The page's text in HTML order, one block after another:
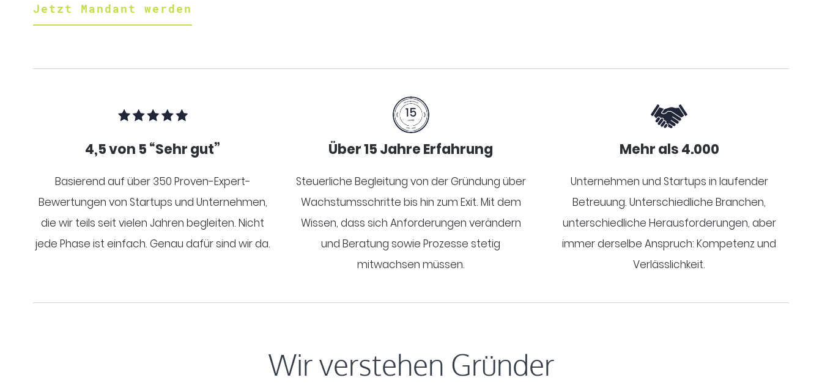
Jetzt Mandant werden
4,5 von 5 “Sehr gut”
Basierend auf über 350 Proven-Expert-
Bewertungen von Startups und Unternehmen,
die wir teils seit vielen Jahren begleiten. Nicht
jede Phase ist einfach. Genau dafür sind wir da.
Über 15 Jahre Erfahrung
Steuerliche Begleitung von der Gründung über
Wachstumsschritte bis hin zum Exit. Mit dem
Wissen, dass sich Anforderungen verändern
und Beratung sowie Prozesse stetig
mitwachsen müssen.
Mehr als 4.000
Unternehmen und Startups in laufender
Betreuung. Unterschiedliche Branchen,
unterschiedliche Herausforderungen, aber
immer derselbe Anspruch: Kompetenz und
Verlässlichkeit.
Wir verstehen Gründer